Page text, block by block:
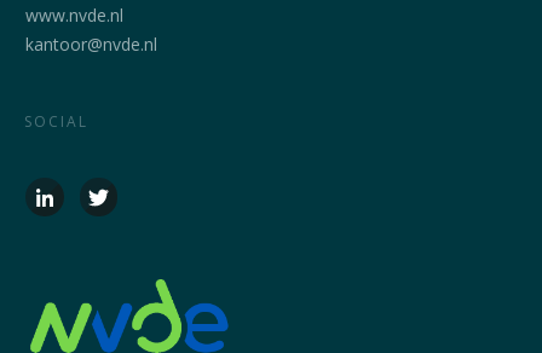
www.nvde.nl
kantoor@nvde.nl
SOCIAL